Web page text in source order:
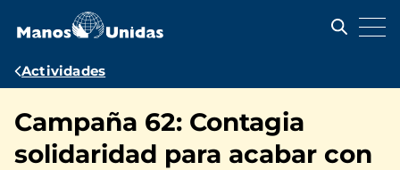
contenido
Ruta
navegación
Actividades
Campaña 62: Contagia
solidaridad para acabar con